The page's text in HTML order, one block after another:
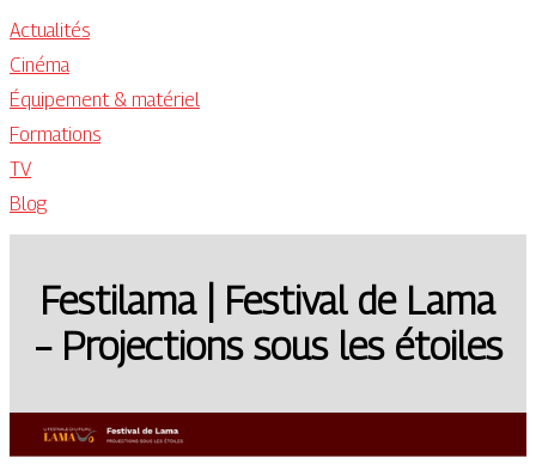
Actualités
Cinéma
Équipement & matériel
Formations
TV
Blog
Festilama | Festival de Lama
– Projections sous les étoiles